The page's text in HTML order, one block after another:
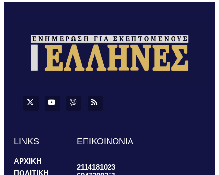
LINKS
ΑΡΧΙΚΗ
ΠΟΛΙΤΙΚΗ
ΕΠΙΚΟΙΝΩΝΙΑ
2114181023